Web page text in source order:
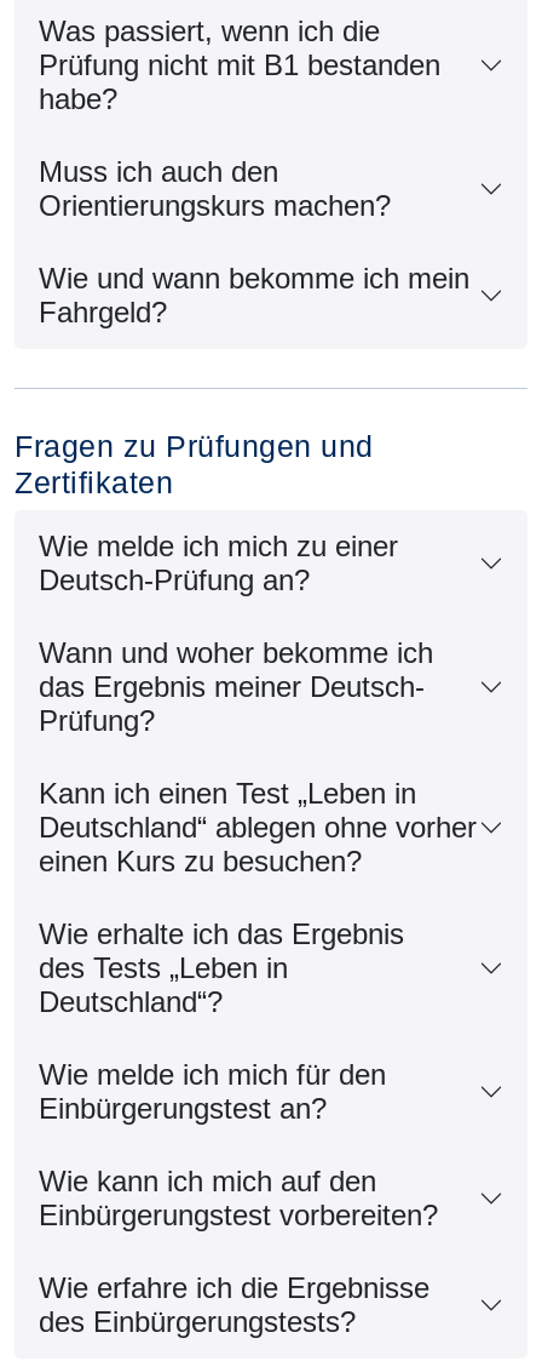
Was passiert, wenn ich die
Prüfung nicht mit B1 bestanden
habe?
Muss ich auch den
Orientierungskurs machen?
Wie und wann bekomme ich mein
Fahrgeld?
Fragen zu Prüfungen und
Zertifikaten
Wie melde ich mich zu einer
Deutsch-Prüfung an?
Wann und woher bekomme ich
das Ergebnis meiner Deutsch-
Prüfung?
Kann ich einen Test „Leben in
Deutschland“ ablegen ohne vorher
einen Kurs zu besuchen?
Wie erhalte ich das Ergebnis
des Tests „Leben in
Deutschland“?
Wie melde ich mich für den
Einbürgerungstest an?
Wie kann ich mich auf den
Einbürgerungstest vorbereiten?
Wie erfahre ich die Ergebnisse
des Einbürgerungstests?